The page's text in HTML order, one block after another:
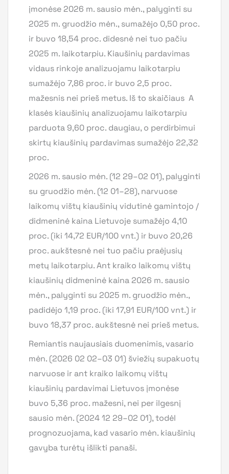
įmonėse 2026 m. sausio mėn., palyginti su
2025 m. gruodžio mėn., sumažėjo 0,50 proc.
ir buvo 18,54 proc. didesnė nei tuo pačiu
2025 m. laikotarpiu. Kiaušinių pardavimas
vidaus rinkoje analizuojamu laikotarpiu
sumažėjo 7,86 proc. ir buvo 2,5 proc.
mažesnis nei prieš metus. Iš to skaičiaus A
klasės kiaušinių analizuojamu laikotarpiu
parduota 9,60 proc. daugiau, o perdirbimui
skirtų kiaušinių pardavimas sumažėjo 22,32
proc.
2026 m. sausio mėn. (12 29–02 01), palyginti
su gruodžio mėn. (12 01–28), narvuose
laikomų vištų kiaušinių vidutinė gamintojo /
didmeninė kaina Lietuvoje sumažėjo 4,10
proc. (iki 14,72 EUR/100 vnt.) ir buvo 20,26
proc. aukštesnė nei tuo pačiu praėjusių
metų laikotarpiu. Ant kraiko laikomų vištų
kiaušinių didmeninė kaina 2026 m. sausio
mėn., palyginti su 2025 m. gruodžio mėn.,
padidėjo 1,19 proc. (iki 17,91 EUR/100 vnt.) ir
buvo 18,37 proc. aukštesnė nei prieš metus.
Remiantis naujausiais duomenimis, vasario
mėn. (2026 02 02–03 01) šviežių supakuotų
narvuose ir ant kraiko laikomų vištų
kiaušinių pardavimai Lietuvos įmonėse
buvo 5,36 proc. mažesni, nei per ilgesnį
sausio mėn. (2024 12 29–02 01), todėl
prognozuojama, kad vasario mėn. kiaušinių
gavyba turėtų išlikti panaši.